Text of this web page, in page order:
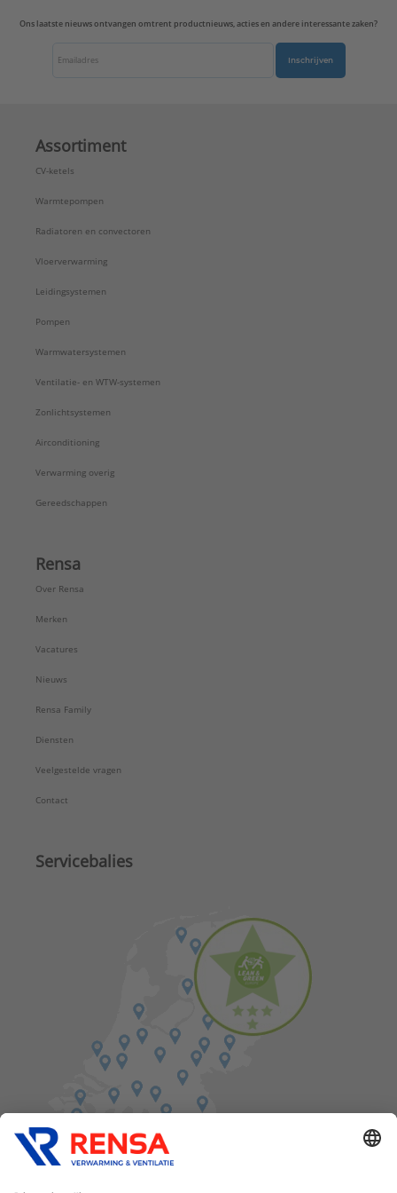
Ons laatste nieuws ontvangen omtrent productnieuws, acties en andere interessante zaken?
Inschrijven
Assortiment
CV-ketels
Warmtepompen
Radiatoren en convectoren
Vloerverwarming
Leidingsystemen
Pompen
Warmwatersystemen
Ventilatie- en WTW-systemen
Zonlichtsystemen
Airconditioning
Verwarming overig
Gereedschappen
Rensa
Over Rensa
Merken
Vacatures
Nieuws
Rensa Family
Diensten
Veelgestelde vragen
Contact
Servicebalies